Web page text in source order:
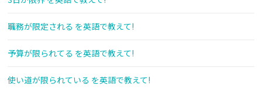
職務が限定される を英語で教えて!
予算が限られてる を英語で教えて!
使い道が限られている を英語で教えて!